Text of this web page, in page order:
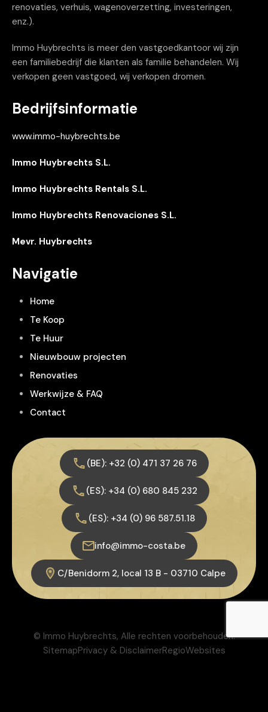
renovaties, verhuis, wagenoverzetting, investeringen,
enz.).
Immo Huybrechts is meer den vastgoedkantoor wij zijn
een familiebedrijf die klanten als familie behandelen. Wij
verkopen geen vastgoed, wij verkopen dromen.
Bedrijfsinformatie
www.immo-huybrechts.be
Immo Huybrechts S.L.
Immo Huybrechts Rentals S.L.
Immo Huybrechts Renovaciones S.L.
Mevr. Huybrechts
Navigatie
Home
Te Koop
Te Huur
Nieuwbouw projecten
Renovaties
Werkwijze & FAQ
Contact
(BE): +32 (0) 471 37 26 76
(ES): +34 (0) 680 845 232
(ES): +34 (0) 96 587.51.18
info@immo-costa.be
C/Benidorm 2, local 13 B - 03710 Calpe
© Immo Huybrechts, Alle rechten voorbehouden.
SitemapPrivacy & DisclaimerRegioWebsites